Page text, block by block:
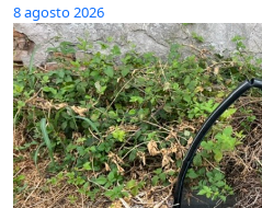
8 agosto 2026